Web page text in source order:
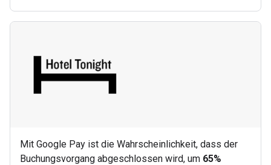
Mit Google Pay ist die Wahrscheinlichkeit, dass der
Buchungsvorgang abgeschlossen wird, um 65%